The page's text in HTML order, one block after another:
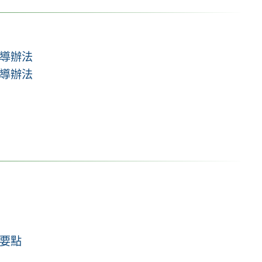
辦法
辦法
點